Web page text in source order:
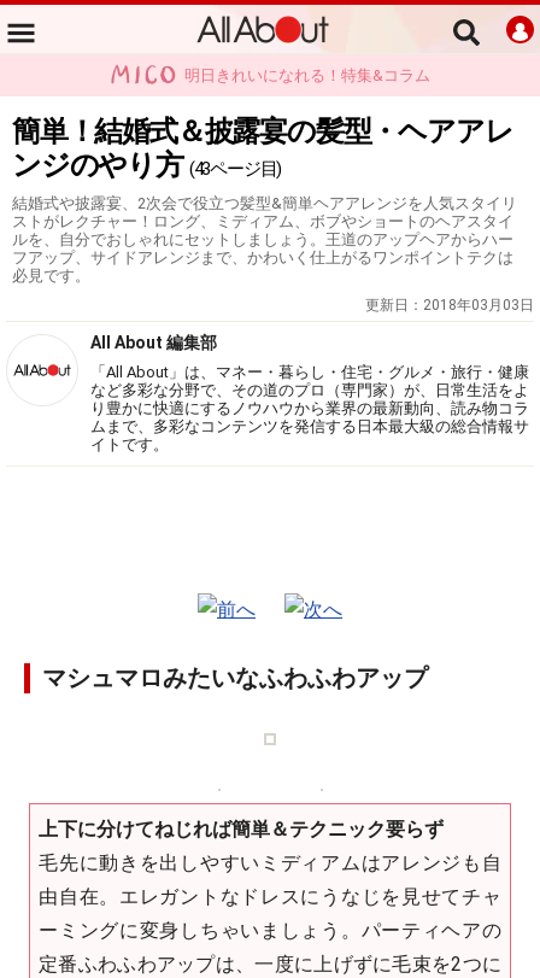
明日きれいになれる！特集&コラム
簡単！結婚式＆披露宴の髪型・ヘアアレ
ンジのやり方 (43ページ目)
結婚式や披露宴、2次会で役立つ髪型&簡単ヘアアレンジを人気スタイリ
ストがレクチャー！ロング、ミディアム、ボブやショートのヘアスタイ
ルを、自分でおしゃれにセットしましょう。王道のアップヘアからハー
フアップ、サイドアレンジまで、かわいく仕上がるワンポイントテクは
必見です。
更新日： 2018年03月03日
All About 編集部
「All About」は、マネー・暮らし・住宅・グルメ・旅行・健康
など多彩な分野で、その道のプロ（専門家）が、日常生活をよ
り豊かに快適にするノウハウから業界の最新動向、読み物コラ
ムまで、多彩なコンテンツを発信する日本最大級の総合情報サ
イトです。
マシュマロみたいなふわふわアップ
上下に分けてねじれば簡単＆テクニック要らず
毛先に動きを出しやすいミディアムはアレンジも自
由自在。エレガントなドレスにうなじを見せてチャ
ーミングに変身しちゃいましょう。パーティヘアの
定番ふわふわアップは、一度に上げずに毛束を2つに